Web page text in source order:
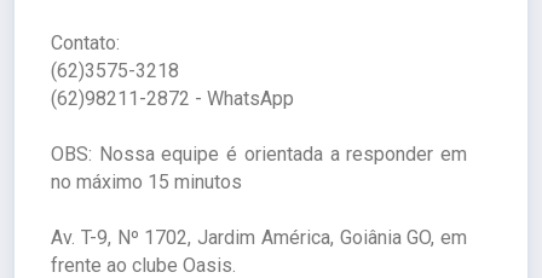
Contato:
(62)3575-3218
(62)98211-2872 - WhatsApp
OBS: Nossa equipe é orientada a responder em
no máximo 15 minutos
Av. T-9, Nº 1702, Jardim América, Goiânia GO, em
frente ao clube Oasis.